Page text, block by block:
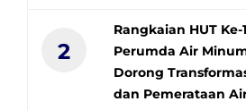
2
Rangkaian HUT Ke-
Perumda Air
Dorong
dan Pemerataan